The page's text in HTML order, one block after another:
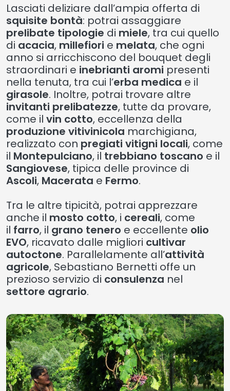
Lasciati deliziare dall’ampia offerta di
squisite bontà: potrai assaggiare
prelibate tipologie di miele, tra cui quello
di acacia, millefiori e melata, che ogni
anno si arricchiscono del bouquet degli
straordinari e inebrianti aromi presenti
nella tenuta, tra cui l’erba medica e il
girasole. Inoltre, potrai trovare altre
invitanti prelibatezze, tutte da provare,
come il vin cotto, eccellenza della
produzione vitivinicola marchigiana,
realizzato con pregiati vitigni locali, come
il Montepulciano, il trebbiano toscano e il
Sangiovese, tipica delle province di
Ascoli, Macerata e Fermo.
Tra le altre tipicità, potrai apprezzare
anche il mosto cotto, i cereali, come
il farro, il grano tenero e eccellente olio
EVO, ricavato dalle migliori cultivar
autoctone. Parallelamente all’attività
agricole, Sebastiano Bernetti offe un
prezioso servizio di consulenza nel
settore agrario.